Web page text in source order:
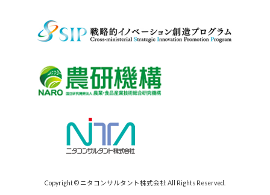
Copyright © ニタコンサルタント株式会社 All Rights Reserved.